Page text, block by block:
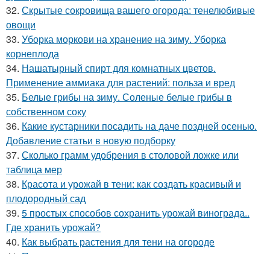
32. Скрытые сокровища вашего огорода: тенелюбивые
овощи
33. Уборка моркови на хранение на зиму. Уборка
корнеплода
34. Нашатырный спирт для комнатных цветов.
Применение аммиака для растений: польза и вред
35. Белые грибы на зиму. Соленые белые грибы в
собственном соку
36. Какие кустарники посадить на даче поздней осенью.
Добавление статьи в новую подборку
37. Сколько грамм удобрения в столовой ложке или
таблица мер
38. Красота и урожай в тени: как создать красивый и
плодородный сад
39. 5 простых способов сохранить урожай винограда..
Где хранить урожай?
40. Как выбрать растения для тени на огороде